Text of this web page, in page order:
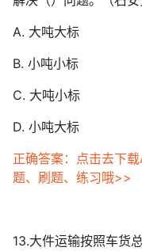
A. 大吨大标
B. 小吨小标
C. 大吨小标
D. 小吨大标
正确答案：点击去下
题、刷题、练习哦>>
13.大件运输按照车货